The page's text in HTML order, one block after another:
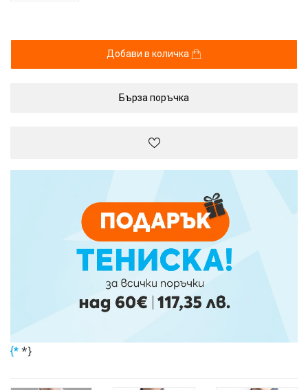
Добави в количка
Бърза поръчка
{* *}